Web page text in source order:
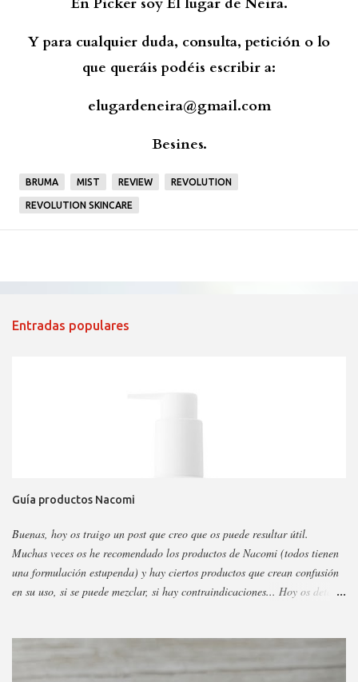
Y para cualquier duda, consulta, petición o lo
que queráis podéis escribir a:
elugardeneira@gmail.com
Besines.
BRUMA MIST REVIEW REVOLUTION
REVOLUTION SKINCARE
Entradas populares
Guía productos Nacomi
Buenas, hoy os traigo un post que creo que os puede resultar útil.
Muchas veces os he recomendado los productos de Nacomi (todos tienen
una formulación estupenda) y hay ciertos productos que crean confusión
en su uso, si se puede mezclar, si hay contraindicaciones... Hoy os detallo
corporales, así es más fácil, además al final añadiré gamas concretas. La
marca tiene otros sérum y cremas, pero estos son los más dificilillos de